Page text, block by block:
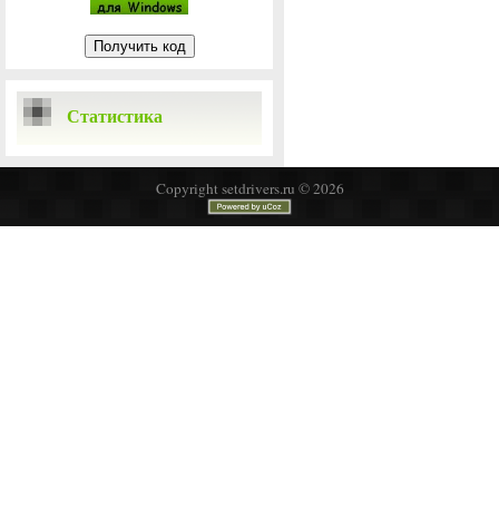
Статистика
Copyright setdrivers.ru © 2026